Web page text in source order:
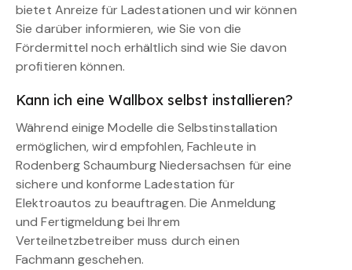
bietet Anreize für Ladestationen und wir können
Sie darüber informieren, wie Sie von die
Fördermittel noch erhältlich sind wie Sie davon
profitieren können.
Kann ich eine Wallbox selbst installieren?
Während einige Modelle die Selbstinstallation
ermöglichen, wird empfohlen, Fachleute in
Rodenberg Schaumburg Niedersachsen für eine
sichere und konforme Ladestation für
Elektroautos zu beauftragen. Die Anmeldung
und Fertigmeldung bei Ihrem
Verteilnetzbetreiber muss durch einen
Fachmann geschehen.